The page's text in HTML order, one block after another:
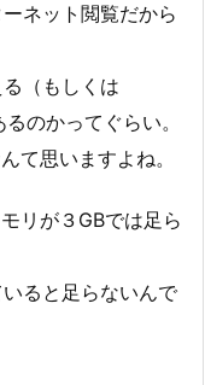
ネット閲覧だから
（もしくは
のかってぐらい。
て思いますよね。
リが３GBでは足ら
ると足らないんで